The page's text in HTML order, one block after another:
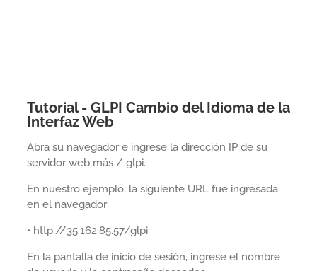
Tutorial - GLPI Cambio del Idioma de la
Interfaz Web
Abra su navegador e ingrese la dirección IP de su
servidor web más / glpi.
En nuestro ejemplo, la siguiente URL fue ingresada
en el navegador:
• http://35.162.85.57/glpi
En la pantalla de inicio de sesión, ingrese el nombre